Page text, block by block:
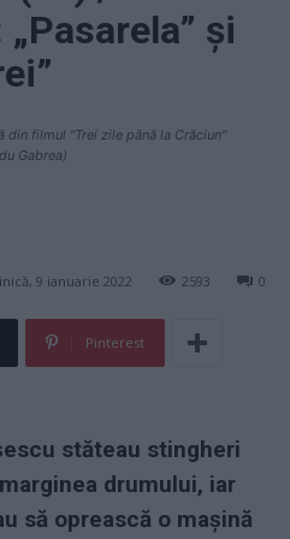
și
din filmul "Trei zile până la Crăciun"
Gabrea)
9 ianuarie 2022 0
2593
Pinterest
stăteau stingheri
drumului, iar
să oprească o mașină